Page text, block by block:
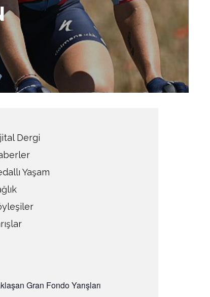
Dergi
Yaşam
Gran Fondo Yarışları